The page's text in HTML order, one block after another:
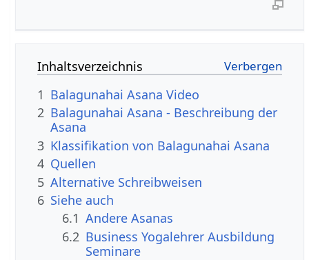
Inhaltsverzeichnis
1 Balagunahai Asana Video
2 Balagunahai Asana - Beschreibung der
Asana
3 Klassifikation von Balagunahai Asana
4 Quellen
5 Alternative Schreibweisen
6 Siehe auch
6.1 Andere Asanas
6.2 Business Yogalehrer Ausbildung
Seminare